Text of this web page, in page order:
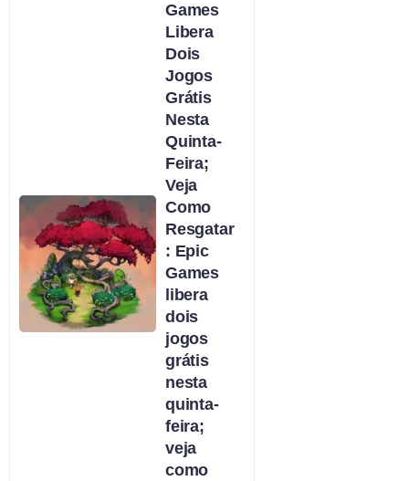
Games
Libera
Dois
Jogos
Grátis
Nesta
Quinta-
Feira;
Veja
Como
Resgatar
: Epic
Games
libera
dois
jogos
grátis
nesta
quinta-
feira;
veja
como